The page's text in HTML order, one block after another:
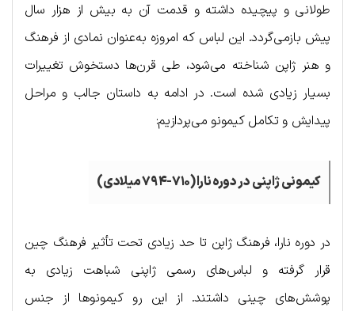
طولانی و پیچیده داشته و قدمت آن به بیش از هزار سال
پیش بازمی‌گردد. این لباس که امروزه به‌عنوان نمادی از فرهنگ
و هنر ژاپن شناخته می‌شود، طی قرن‌ها دستخوش تغییرات
بسیار زیادی شده است. در ادامه به داستان جالب و مراحل
پیدایش و تکامل کیمونو می‌پردازیم:
کیمونی ژاپنی در دوره نارا (۷۱۰-۷۹۴ میلادی)
در دوره نارا، فرهنگ ژاپن تا حد زیادی تحت تأثیر فرهنگ چین
قرار گرفته و لباس‌های رسمی ژاپنی شباهت زیادی به
پوشش‌های چینی داشتند. از این رو کیمونوها از جنس